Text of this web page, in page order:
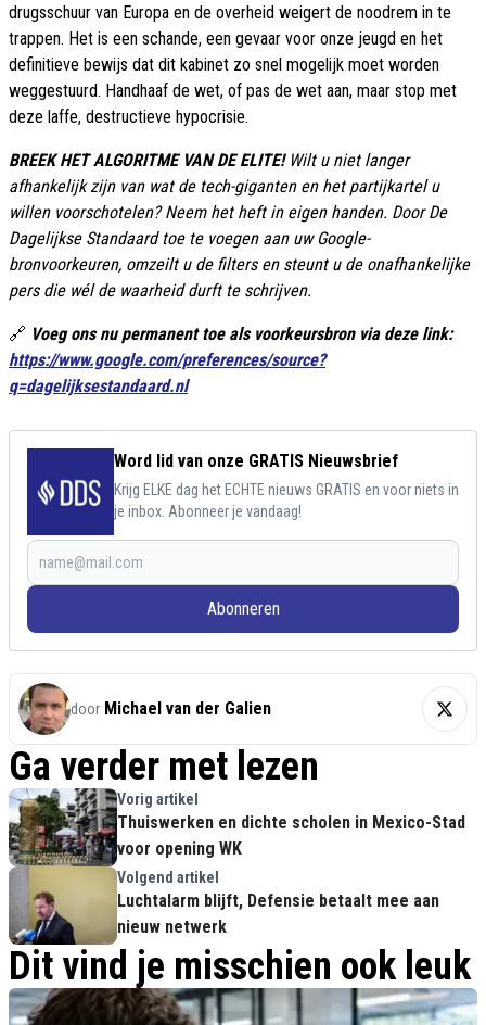
drugsschuur van Europa en de overheid weigert de noodrem in te
trappen. Het is een schande, een gevaar voor onze jeugd en het
definitieve bewijs dat dit kabinet zo snel mogelijk moet worden
weggestuurd. Handhaaf de wet, of pas de wet aan, maar stop met
deze laffe, destructieve hypocrisie.
BREEK HET ALGORITME VAN DE ELITE! Wilt u niet langer
afhankelijk zijn van wat de tech-giganten en het partijkartel u
willen voorschotelen? Neem het heft in eigen handen. Door De
Dagelijkse Standaard toe te voegen aan uw Google-
bronvoorkeuren, omzeilt u de filters en steunt u de onafhankelijke
pers die wél de waarheid durft te schrijven.
🔗 Voeg ons nu permanent toe als voorkeursbron via deze link:
https://www.google.com/preferences/source?
q=dagelijksestandaard.nl
Word lid van onze GRATIS Nieuwsbrief
Krijg ELKE dag het ECHTE nieuws GRATIS en voor niets in
je inbox. Abonneer je vandaag!
Abonneren
door Michael van der Galien
Ga verder met lezen
Vorig artikel
Thuiswerken en dichte scholen in Mexico-Stad
voor opening WK
Volgend artikel
Luchtalarm blijft, Defensie betaalt mee aan
nieuw netwerk
Dit vind je misschien ook leuk